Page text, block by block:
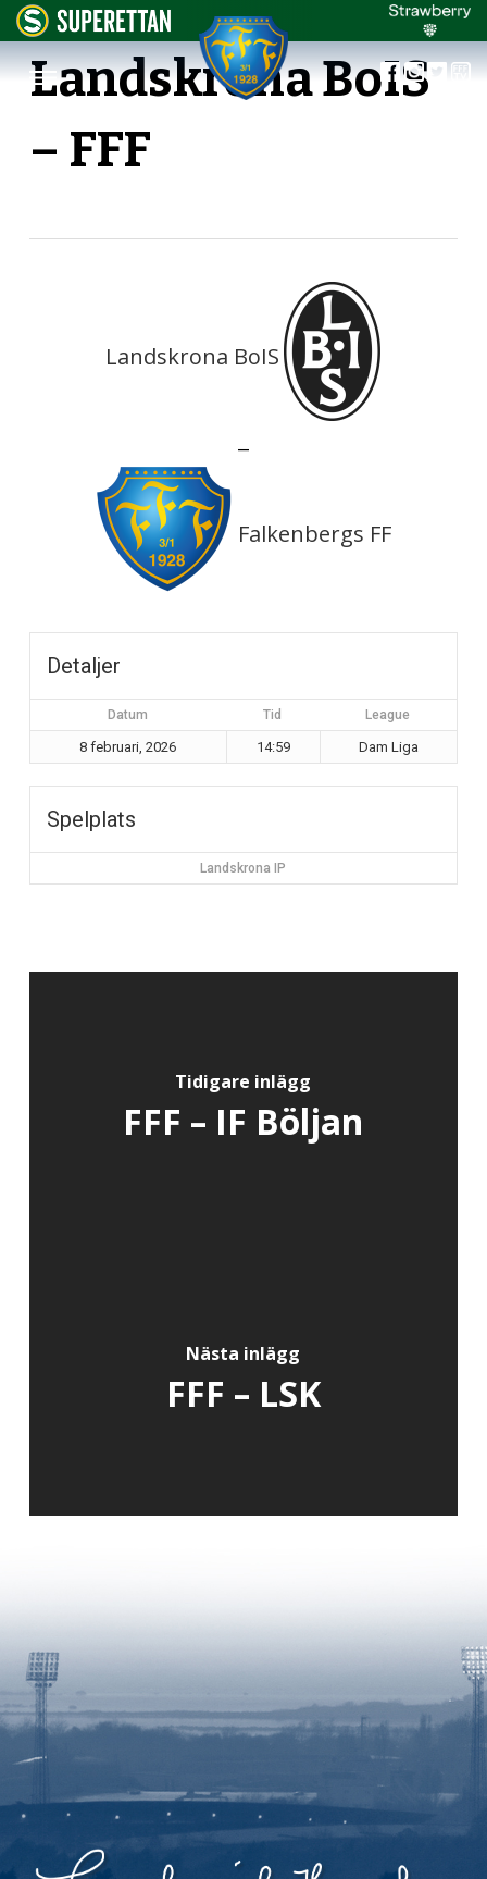
Landskrona BoIS
– FFF
Landskrona BoIS
—
Falkenbergs FF
Detaljer
Datum Tid League
8 februari, 2026 14:59 Dam Liga
Spelplats
Landskrona IP
Tidigare inlägg
FFF – IF Böljan
Nästa inlägg
FFF – LSK